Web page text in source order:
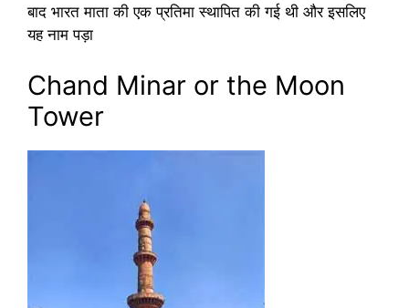
बाद भारत माता की एक प्रतिमा स्थापित की गई थी और इसलिए
यह नाम पड़ा
Chand Minar or the Moon
Tower